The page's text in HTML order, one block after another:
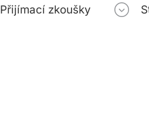
Přijímací zkoušky